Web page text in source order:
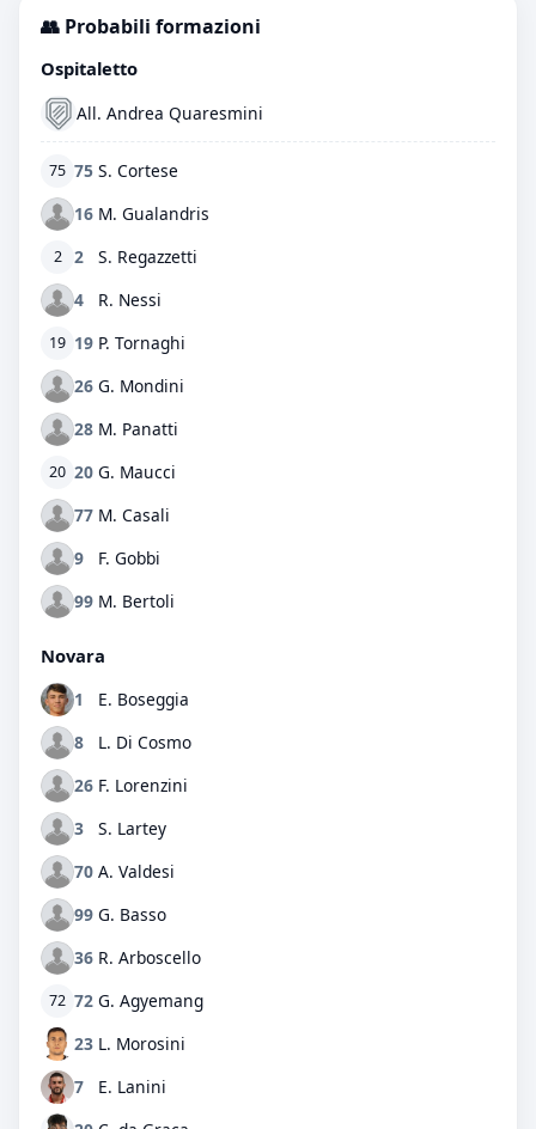
👥 Probabili formazioni
Ospitaletto
All. Andrea Quaresmini
75 75 S. Cortese
16 M. Gualandris
2 2
S. Regazzetti
4
R. Nessi
19 19 P. Tornaghi
26 G. Mondini
28 M. Panatti
20 20 G. Maucci
77 M. Casali
9
F. Gobbi
99 M. Bertoli
Novara
1
E. Boseggia
8
L. Di Cosmo
26 F. Lorenzini
3
S. Lartey
70 A. Valdesi
99 G. Basso
36 R. Arboscello
72 72 G. Agyemang
23 L. Morosini
7
E. Lanini